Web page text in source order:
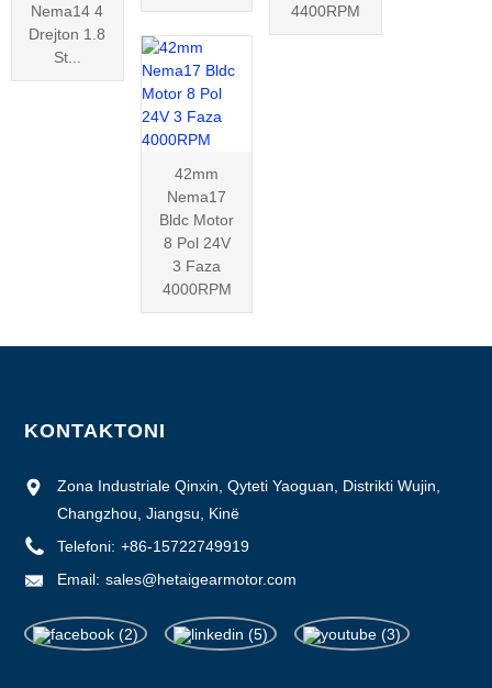
Nema14 4
Drejton 1.8
St...
4400RPM
42mm
Nema17
Bldc Motor
8 Pol 24V
3 Faza
4000RPM
KONTAKTONI
Zona Industriale Qinxin, Qyteti Yaoguan, Distrikti Wujin,
Changzhou, Jiangsu, Kinë
Telefoni: +86-15722749919
Email: sales@hetaigearmotor.com